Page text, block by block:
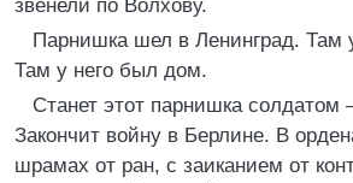
звенели по Волхову.
Парнишка шел в Ленинград. Там
Там у него был дом.
Станет этот парнишка
Закончит войну в Берлине. В
шрамах от ран, с заиканием от